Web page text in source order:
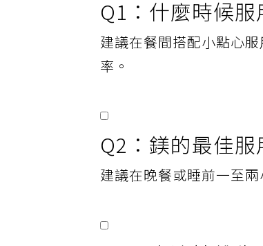
Q1：什麼時候
建議在餐間搭配小點心
率。
Q2：鎂的最佳服
建議在晚餐或睡前一至